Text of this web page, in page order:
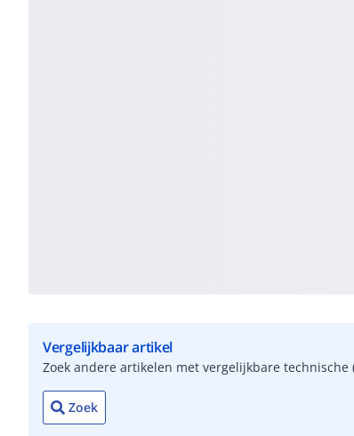
Vergelijkbaar artikel
Zoek andere artikelen met vergelijkbare
Zoek